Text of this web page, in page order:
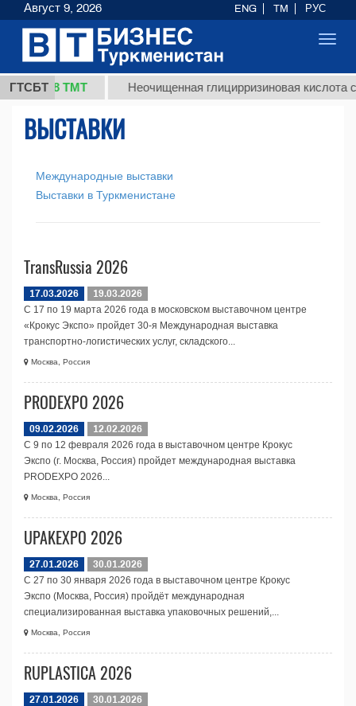
ГТСБТ
37,8 ТМТ Неочищенная глицирризиновая кислота
ВЫСТАВКИ
Международные выставки
Выставки в Туркменистане
TransRussia 2026
17.03.2026
19.03.2026
С 17 по 19 марта 2026 года в московском выставочном центре
«Крокус Экспо» пройдет 30-я Международная выставка
транспортно-логистических услуг, складского...
Москва, Россия
PRODEXPO 2026
09.02.2026
12.02.2026
С 9 по 12 февраля 2026 года в выставочном центре Крокус
Экспо (г. Москва, Россия) пройдет международная выставка
PRODEXPO 2026...
Москва, Россия
UPAKEXPO 2026
27.01.2026
30.01.2026
С 27 по 30 января 2026 года в выставочном центре Крокус
Экспо (Москва, Россия) пройдёт международная
специализированная выставка упаковочных решений,...
Москва, Россия
RUPLASTICA 2026
27.01.2026
30.01.2026
Август 9, 2026 ENG TM РУС